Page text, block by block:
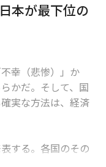
本が最下位の
幸（悲惨）」か
かだ。そして、国
実な方法は、経済
する。各国のその